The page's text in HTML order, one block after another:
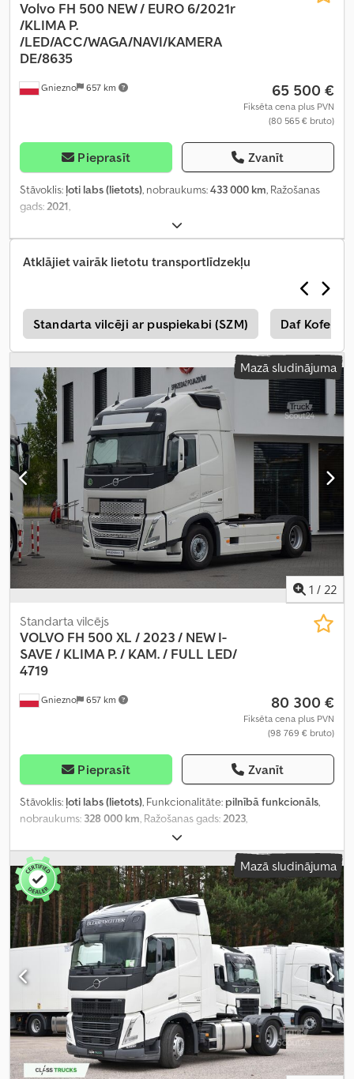
Gniezno 657 km
Volvo FH 500 NEW / EURO 6/2021r
/KLIMA P.
/LED/ACC/WAGA/NAVI/KAMERA
DE/8635
65 500 €
Fiksēta cena plus PVN
(80 565 € bruto)
Pieprasīt Zvanīt
Stāvoklis: ļoti labs (lietots), nobraukums:433 000 km, Ražošanas
gads:2021,
Atklājiet vairāk lietotu transportlīdzekļu
Standarta vilcēji ar puspiekabi (SZM) Daf Koferis
Mazā sludinājuma
1 / 22
Gniezno 657 km
Standarta vilcējs
VOLVO FH 500 XL / 2023 / NEW I-
SAVE / KLIMA P. / KAM. / FULL LED/
4719
80 300 €
Fiksēta cena plus PVN
(98 769 € bruto)
Pieprasīt Zvanīt
Stāvoklis: ļoti labs (lietots), Funkcionalitāte: pilnībā funkcionāls,
nobraukums: 328 000 km, Ražošanas gads:2023,
Mazā sludinājuma